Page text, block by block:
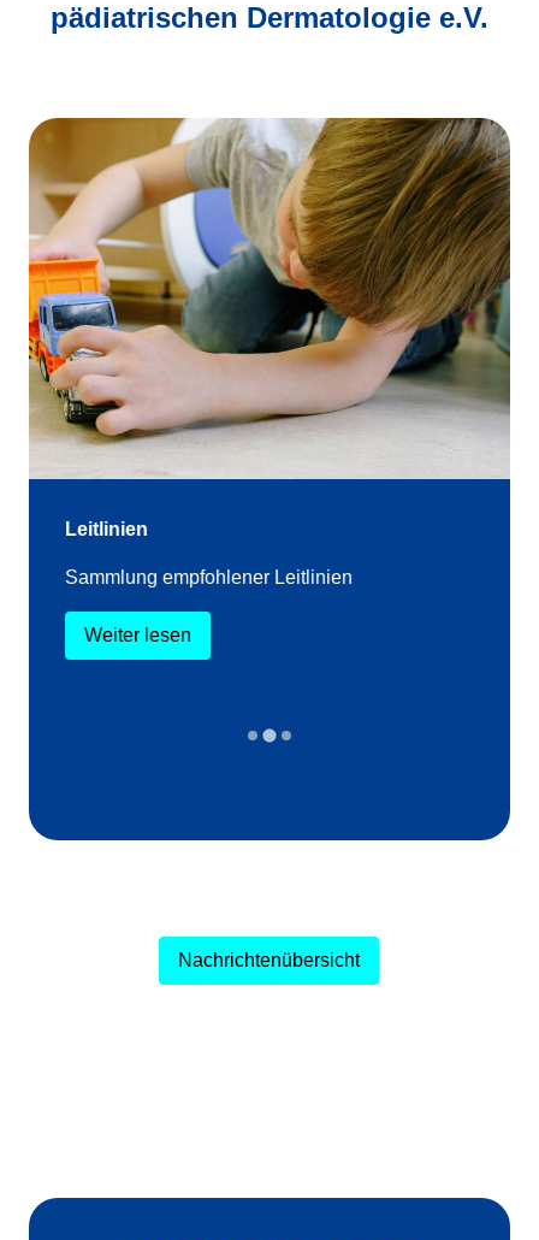
pädiatrischen Dermatologie e.V.
Leitlinien
Sammlung empfohlener Leitlinien
Weiter lesen
Nachrichtenübersicht